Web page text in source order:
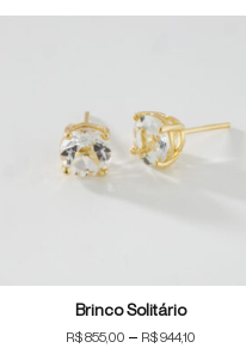
Brinco Solitário
R$855,00 – R$944,10